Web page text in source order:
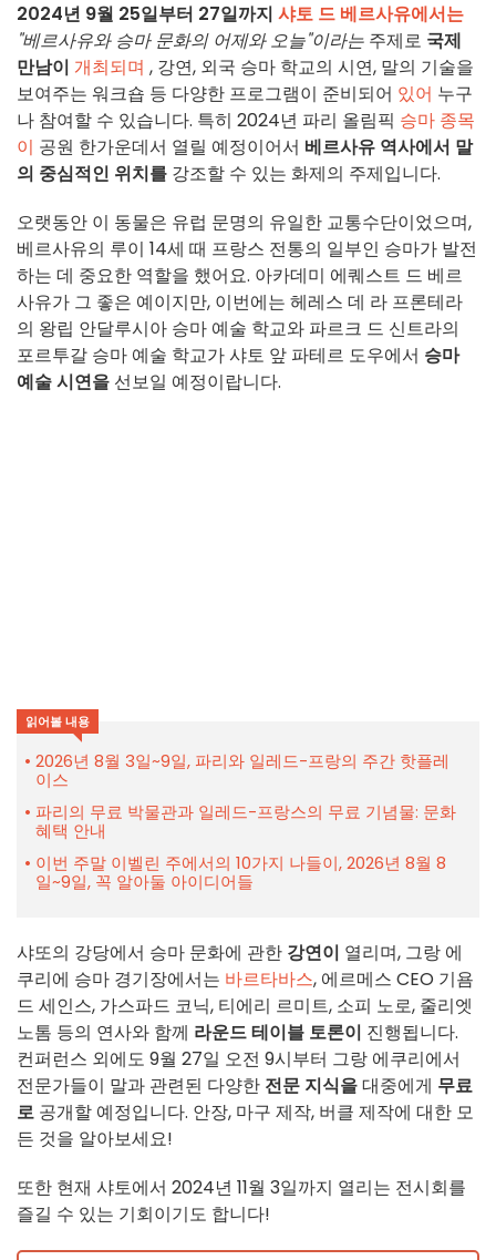
2024년 9월 25일부터 27일까지 샤토 드 베르사유에서는
"베르사유와 승마 문화의 어제와 오늘"이라는 주제로 국제
만남이 개최되며 , 강연, 외국 승마 학교의 시연, 말의 기술을
보여주는 워크숍 등 다양한 프로그램이 준비되어 있어 누구
나 참여할 수 있습니다. 특히 2024년 파리 올림픽 승마 종목
이 공원 한가운데서 열릴 예정이어서 베르사유 역사에서 말
의 중심적인 위치를 강조할 수 있는 화제의 주제입니다.
오랫동안 이 동물은 유럽 문명의 유일한 교통수단이었으며,
베르사유의 루이 14세 때 프랑스 전통의 일부인 승마가 발전
하는 데 중요한 역할을 했어요. 아카데미 에퀘스트 드 베르
사유가 그 좋은 예이지만, 이번에는 헤레스 데 라 프론테라
의 왕립 안달루시아 승마 예술 학교와 파르크 드 신트라의
포르투갈 승마 예술 학교가 샤토 앞 파테르 도우에서 승마
예술 시연을 선보일 예정이랍니다.
읽어볼 내용
2026년 8월 3일~9일, 파리와 일레드-프랑의 주간 핫플레
이스
파리의 무료 박물관과 일레드-프랑스의 무료 기념물: 문화
혜택 안내
이번 주말 이벨린 주에서의 10가지 나들이, 2026년 8월 8
일~9일, 꼭 알아둘 아이디어들
샤또의 강당에서 승마 문화에 관한 강연이 열리며, 그랑 에
쿠리에 승마 경기장에서는 바르타바스, 에르메스 CEO 기욤
드 세인스, 가스파드 코닉, 티에리 르미트, 소피 노로, 줄리엣
노톰 등의 연사와 함께 라운드 테이블 토론이 진행됩니다.
컨퍼런스 외에도 9월 27일 오전 9시부터 그랑 에쿠리에서
전문가들이 말과 관련된 다양한 전문 지식을대중에게 무료
로 공개할 예정입니다. 안장, 마구 제작, 버클 제작에 대한 모
든 것을 알아보세요!
또한 현재 샤토에서 2024년 11월 3일까지 열리는 전시회를
즐길 수 있는 기회이기도 합니다!